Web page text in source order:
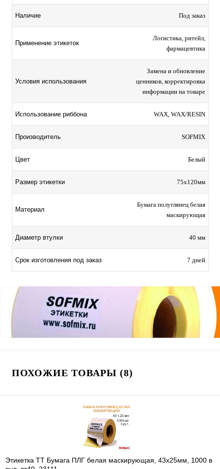
Наличие Под заказ
Применение этикеток
Логистика, ритейл,
фармацевтика
Условия использования
Замена и обновление
ценников, корректировка
информации на товаре
Использование риббона WAX, WAX/RESIN
Производитель SOFMIX
Цвет Белый
Размер этикетки 75х120мм
Материал
Бумага полуглянец белая
маскирующая
Диаметр втулки 40 мм
Срок изготовления под заказ 7 дней
ПОХОЖИЕ ТОВАРЫ (8)
Этикетка ТТ Бумага ПЛГ белая маскирующая, 43х25мм, 1000 в